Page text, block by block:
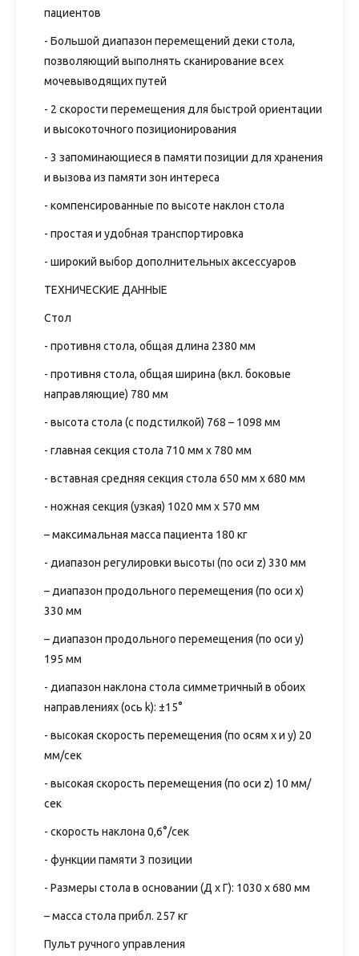
пациентов
- Большой диапазон перемещений деки стола,
позволяющий выполнять сканирование всех
мочевыводящих путей
- 2 скорости перемещения для быстрой ориентации
и высокоточного позиционирования
- 3 запоминающиеся в памяти позиции для хранения
и вызова из памяти зон интереса
- компенсированные по высоте наклон стола
- простая и удобная транспортировка
- широкий выбор дополнительных аксессуаров
ТЕХНИЧЕСКИЕ ДАННЫЕ
Стол
- противня стола, общая длина 2380 мм
- противня стола, общая ширина (вкл. боковые
направляющие) 780 мм
- высота стола (с подстилкой) 768 – 1098 мм
- главная секция стола 710 мм х 780 мм
- вставная средняя секция стола 650 мм х 680 мм
- ножная секция (узкая) 1020 мм x 570 мм
– максимальная масса пациента 180 кг
- диапазон регулировки высоты (по оси z) 330 мм
– диапазон продольного перемещения (по оси x)
330 мм
– диапазон продольного перемещения (по оси y)
195 мм
- диапазон наклона стола симметричный в обоих
направлениях (ось k): ±15°
- высокая скорость перемещения (по осям x и y) 20
мм/сек
- высокая скорость перемещения (по оси z) 10 мм/
сек
- скорость наклона 0,6°/сек
- функции памяти 3 позиции
- Размеры стола в основании (Д x Г): 1030 х 680 мм
– масса стола прибл. 257 кг
Пульт ручного управления